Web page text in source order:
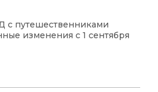
с путешественниками
изменения с 1 сентября